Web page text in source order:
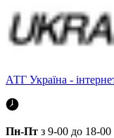
АТГ Україна -
Пн-Пт з 9-00 до 18-00